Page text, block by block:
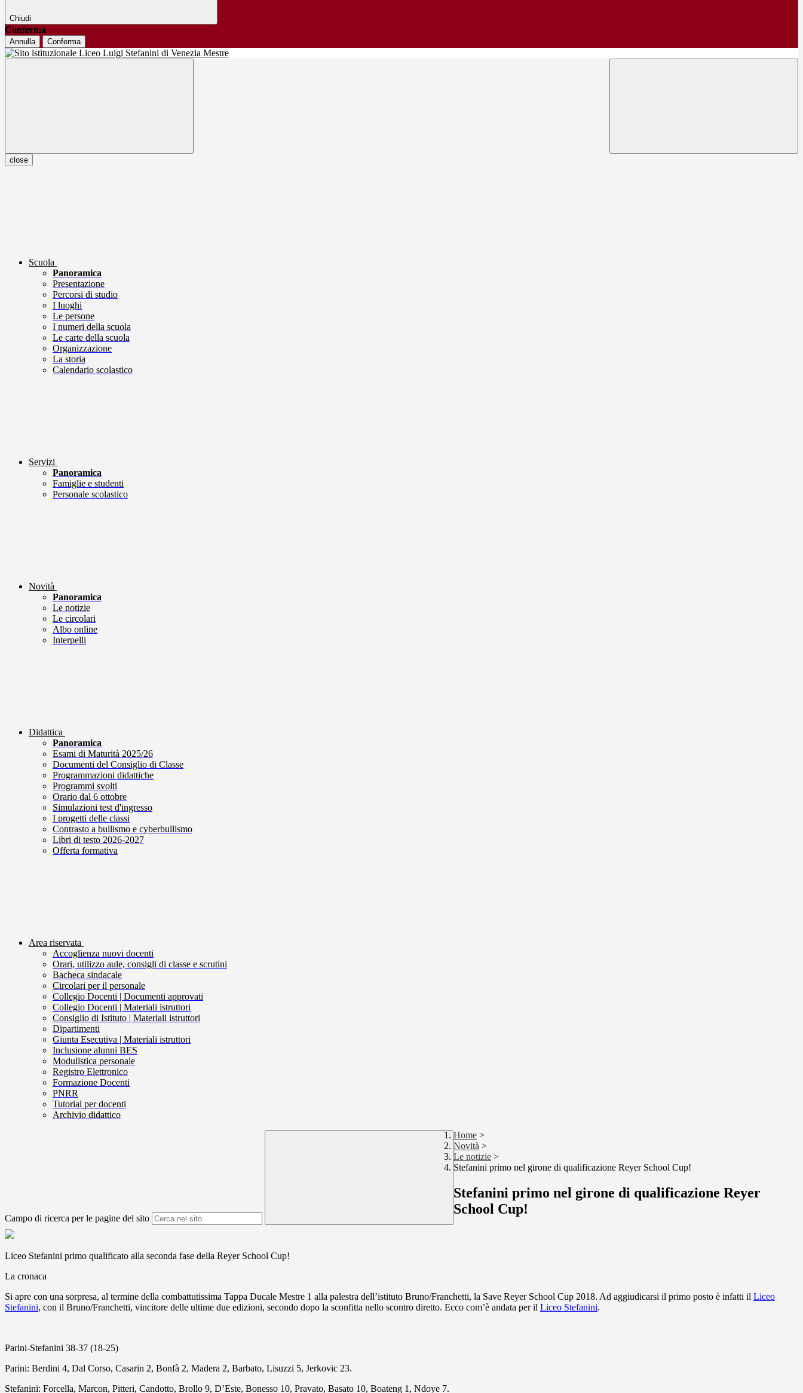
Chiudi
Conferma
Annulla Conferma
close
Scuola
Panoramica
Presentazione
Percorsi di studio
I luoghi
Le persone
I numeri della scuola
Le carte della scuola
Organizzazione
La storia
Calendario scolastico
Servizi
Panoramica
Famiglie e studenti
Personale scolastico
Novità
Panoramica
Le notizie
Le circolari
Albo online
Interpelli
Didattica
Panoramica
Esami di Maturità 2025/26
Documenti del Consiglio di Classe
Programmazioni didattiche
Programmi svolti
Orario dal 6 ottobre
Simulazioni test d'ingresso
I progetti delle classi
Contrasto a bullismo e cyberbullismo
Libri di testo 2026-2027
Offerta formativa
Area riservata
Accoglienza nuovi docenti
Orari, utilizzo aule, consigli di classe e scrutini
Bacheca sindacale
Circolari per il personale
Collegio Docenti | Documenti approvati
Collegio Docenti | Materiali istruttori
Consiglio di Istituto | Materiali istruttori
Dipartimenti
Giunta Esecutiva | Materiali istruttori
Inclusione alunni BES
Modulistica personale
Registro Elettronico
Formazione Docenti
PNRR
Tutorial per docenti
Archivio didattico
Campo di ricerca per le pagine del sito
Home >
Novità >
Le notizie >
Stefanini primo nel girone di qualificazione Reyer School Cup!
Stefanini primo nel girone di qualificazione Reyer
School Cup!
Liceo Stefanini primo qualificato alla seconda fase della Reyer School Cup!
La cronaca
Si apre con una sorpresa, al termine della combattutissima Tappa Ducale Mestre 1 alla palestra dell’istituto Bruno/Franchetti, la Save Reyer School Cup 2018. Ad aggiudicarsi il primo posto è infatti il Liceo
Stefanini, con il Bruno/Franchetti, vincitore delle ultime due edizioni, secondo dopo la sconfitta nello scontro diretto. Ecco com’è andata per il Liceo Stefanini.
Parini-Stefanini 38-37 (18-25)
Parini: Berdini 4, Dal Corso, Casarin 2, Bonfà 2, Madera 2, Barbato, Lisuzzi 5, Jerkovic 23.
Stefanini: Forcella, Marcon, Pitteri, Candotto, Brollo 9, D’Este, Bonesso 10, Pravato, Basato 10, Boateng 1, Ndoye 7.